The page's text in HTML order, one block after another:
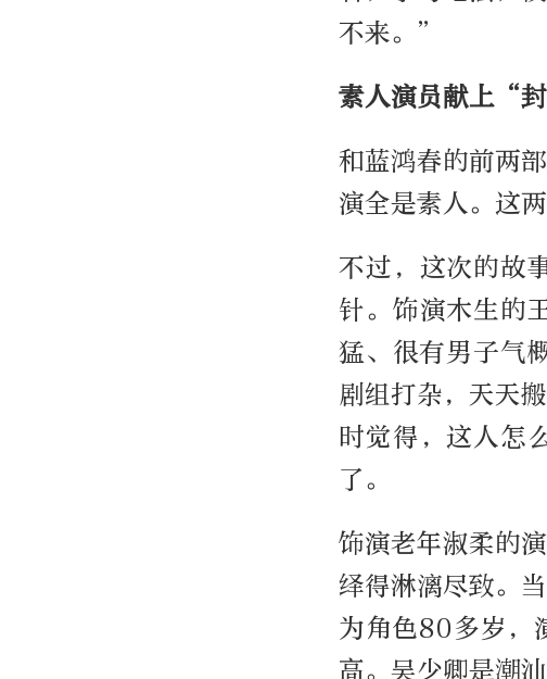
不来。”
素人演员献上“
和蓝鸿春的前两
演全是素人。这
不过，这次的故
针。饰演木生的
猛、很有男子气
剧组打杂，天天
时觉得，这人怎
了。
饰演老年淑柔的
绎得淋漓尽致。
为角色80多岁，
高。吴少卿是潮